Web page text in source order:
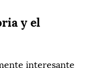
y el
interesante